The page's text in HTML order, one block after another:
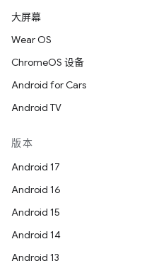
大屏幕
Wear OS
ChromeOS 设备
Android for Cars
Android TV
版本
Android 17
Android 16
Android 15
Android 14
Android 13